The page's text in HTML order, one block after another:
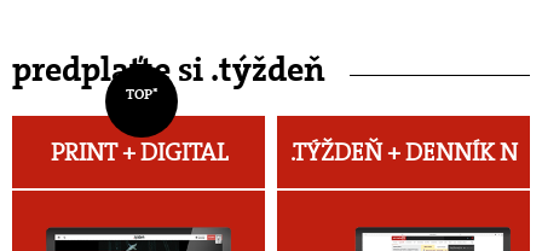
predplaťte si .týždeň
TOP*
PRINT + DIGITAL .TÝŽDEŇ +DENNÍK N